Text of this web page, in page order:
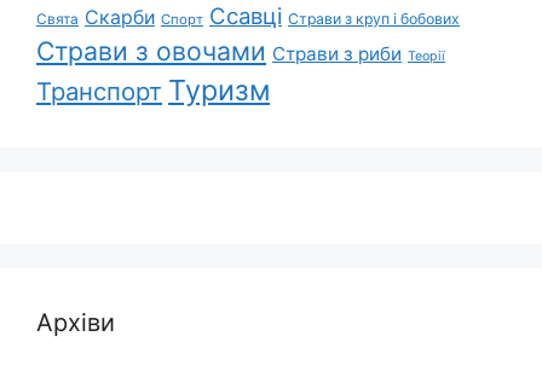
Свята Скарби Спорт Ссавці Страви з круп і бобових
Страви з овочами Страви з риби Теорії
Транспорт Туризм
Архіви